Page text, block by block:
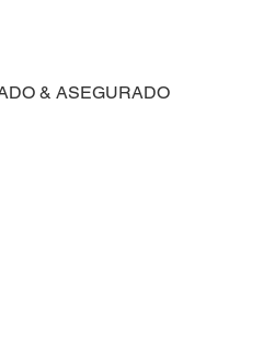
& ASEGURADO